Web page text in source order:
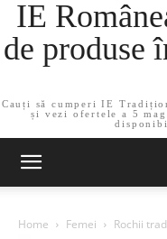
IE
de produse
Cauți să cumperi IE
și vezi ofertele a 5
Home Femei Rochii